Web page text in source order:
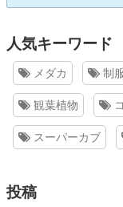
人気キーワード
メダカ 制
観葉植物
スーパーカブ
投稿